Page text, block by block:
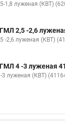
1,8 луженая (КВТ)
2,5 -2,6
-2,6 луженая (КВТ)
4 -3 луженая
3 луженая (КВТ)